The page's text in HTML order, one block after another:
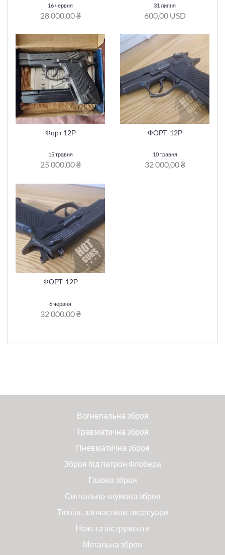
16 червня
28 000,00 ₴
31 липня
600,00 USD
Форт 12Р
15 травня
25 000,00 ₴
ФОРТ-12Р
10 травня
32 000,00 ₴
ФОРТ-12Р
6 червня
32 000,00 ₴
Вогнепальна зброя
Травматична зброя
Пневматична зброя
Зброя під патрон Флобера
Газова зброя
Сигнально-шумова зброя
Тюнінг, запчастини, аксесуари
Ножі та інструменти
Метальна зброя